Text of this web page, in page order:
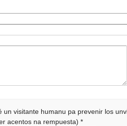
visitante humanu pa prevenir los
acentos na rempuesta)*